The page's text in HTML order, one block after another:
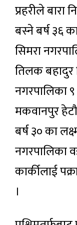
प्रहरीले बारा
बस्ने बर्ष ३६
सिमरा
तिलक बहादुर
नगरपालिका
मकवानपुर
बर्ष ३० का
नगरपालिका
कार्कीलाई
।